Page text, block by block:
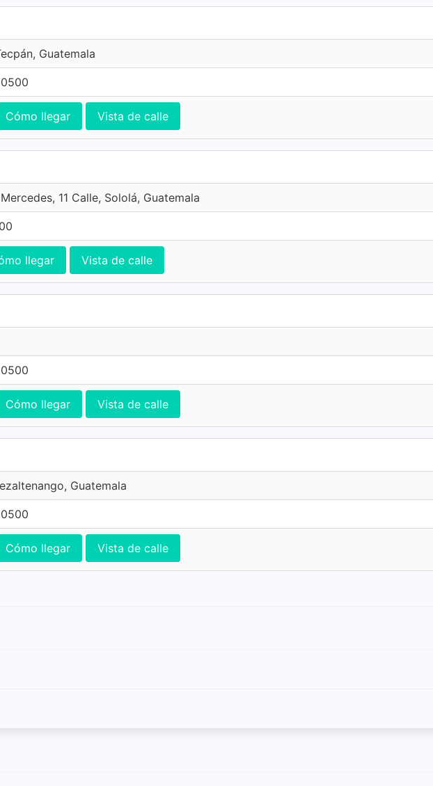
Guatemala
Cómo llegar Vista de calle
11 Calle, Sololá, Guatemala
llegar Vista de calle
Cómo llegar Vista de calle
Guatemala
Cómo llegar Vista de calle